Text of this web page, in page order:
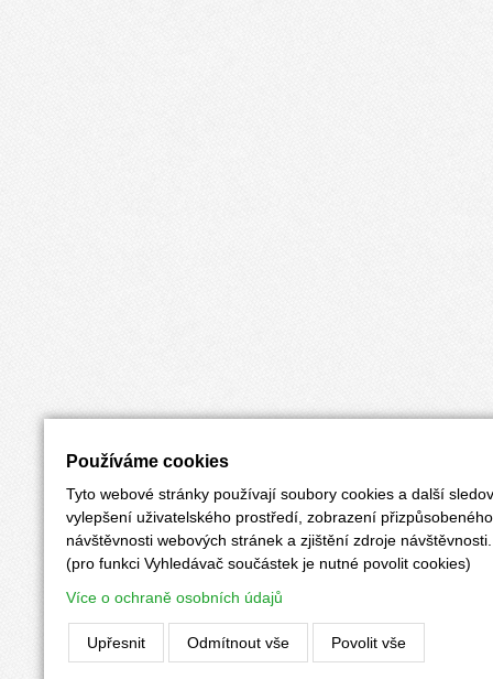
Používáme cookies
Tyto webové stránky používají soubory cookies a další
vylepšení uživatelského prostředí, zobrazení
návštěvnosti webových stránek a zjištění zdroje návštěvnosti.
(pro funkci Vyhledávač součástek je nutné povolit cookies)
Více o ochraně osobních údajů
Upřesnit Odmítnout vše Povolit vše